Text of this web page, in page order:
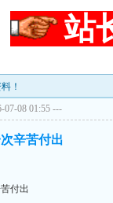
站
！
07-08 01:55 ---
辛苦付出
付出